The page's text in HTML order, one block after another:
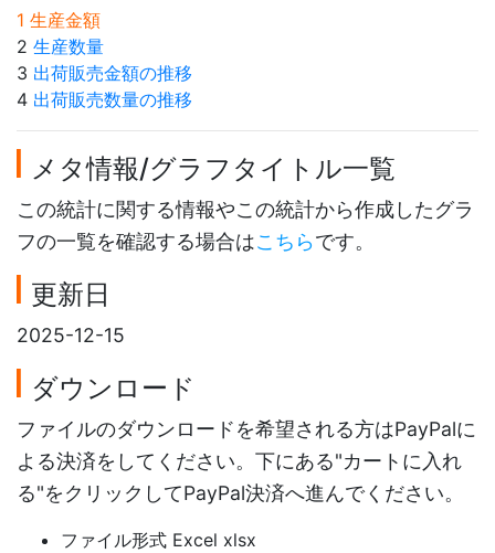
1 生産金額
2 生産数量
3 出荷販売金額の推移
4 出荷販売数量の推移
メタ情報/グラフタイトル一覧
この統計に関する情報やこの統計から作成したグラ
フの一覧を確認する場合はこちらです。
更新日
2025-12-15
ダウンロード
ファイルのダウンロードを希望される方はPayPalに
よる決済をしてください。下にある"カートに入れ
る"をクリックしてPayPal決済へ進んでください。
ファイル形式 Excel xlsx